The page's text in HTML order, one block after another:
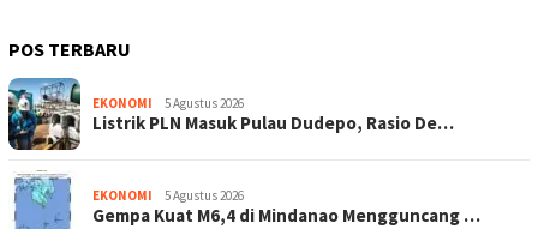
POS TERBARU
EKONOMI 5 Agustus 2026
Listrik PLN Masuk Pulau Dudepo, Rasio De…
EKONOMI 5 Agustus 2026
Gempa Kuat M6,4 di Mindanao Mengguncang …